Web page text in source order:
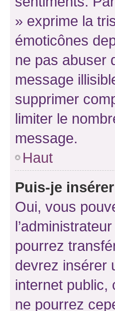
» exprime la
émoticônes
ne pas abuser
message
supprimer
limiter le
message.
Haut
Puis-je
Oui, vous
pourrez
devrez insérer
internet public,
ne pourrez